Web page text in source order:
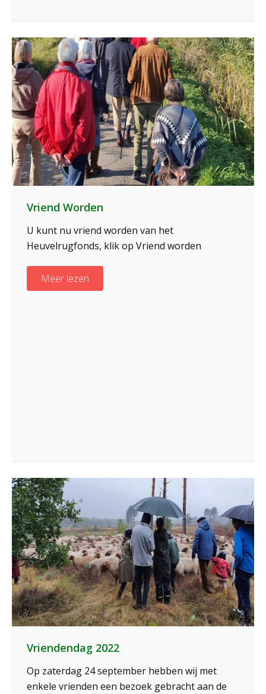
Vriend Worden
U kunt nu vriend worden van het
Heuvelrugfonds, klik op Vriend worden
Meer lezen
Vriendendag 2022
Op zaterdag 24 september hebben wij met
enkele vrienden een bezoek gebracht aan de